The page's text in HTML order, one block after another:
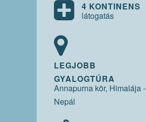
4 KONTINENS
látogatás
LEGJOBB
GYALOGTÚRA
Annapurna kör, Himalája -
Nepál